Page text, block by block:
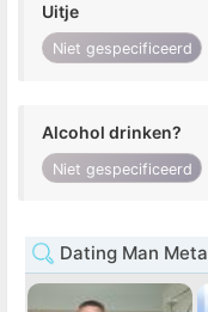
Uitje
Niet gespecificeerd
Alcohol drinken?
Niet gespecificeerd
Dating Man Meta